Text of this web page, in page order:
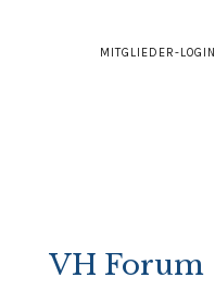
MITGLIEDER-LOGIN
VH Forum